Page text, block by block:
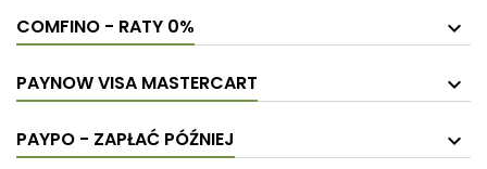
COMFINO - RATY 0%
PAYNOW VISA MASTERCART
PAYPO - ZAPŁAĆ PÓŹNIEJ